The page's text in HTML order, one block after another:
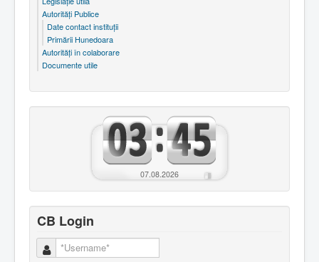
Autorităţi Publice
Date contact instituţii
Primării Hunedoara
Autorităţi în colaborare
Documente utile
07.08.2026
CB Login